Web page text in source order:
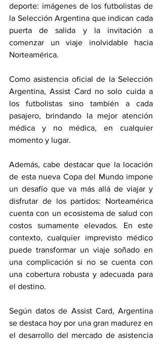
deporte: imágenes de los futbolistas de
la Selección Argentina que indican cada
puerta de salida y la invitación a
comenzar un viaje inolvidable hacia
Norteamérica.
Como asistencia oficial de la Selección
Argentina, Assist Card no solo cuida a
los futbolistas sino también a cada
pasajero, brindando la mejor atención
médica y no médica, en cualquier
momento y lugar.
Además, cabe destacar que la locación
de esta nueva Copa del Mundo impone
un desafío que va más allá de viajar y
disfrutar de los partidos: Norteamérica
cuenta con un ecosistema de salud con
costos sumamente elevados. En este
contexto, cualquier imprevisto médico
puede transformar un viaje soñado en
una complicación si no se cuenta con
una cobertura robusta y adecuada para
el destino.
Según datos de Assist Card, Argentina
se destaca hoy por una gran madurez en
el desarrollo del mercado de asistencia